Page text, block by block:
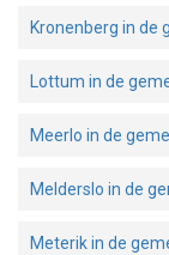
Kronenberg in de
Lottum in de
Meerlo in de
Melderslo in de
Meterik in de